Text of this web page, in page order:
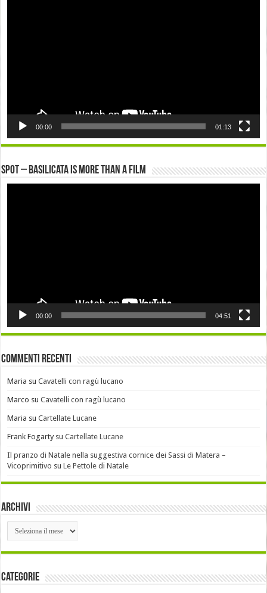
00:00 01:13
Spot – Basilicata is more than a Film
00:00 04:51
Commenti recenti
Maria suCavatelli con ragù lucano
Marco suCavatelli con ragù lucano
Maria suCartellate Lucane
Frank FogartysuCartellate Lucane
Il pranzo di Natale nella suggestiva cornice dei Sassi di Matera –
Vicoprimitivo suLe Pettole di Natale
Archivi
Archivi
Categorie